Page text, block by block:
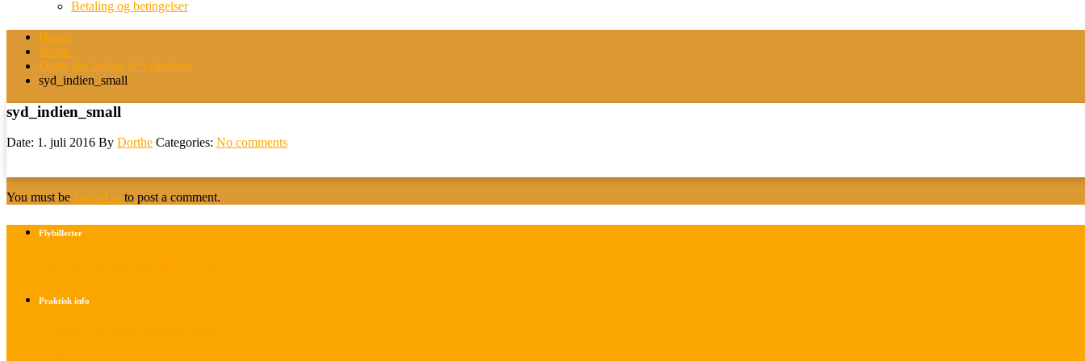
Betaling og betingelser
Home
Medie
Oplev det bedste af Sydindien
syd_indien_small
syd_indien_small
Date: 1. juli 2016 By Dorthe Categories: No comments
You must be logged in to post a comment.
Flybilletter
Praktisk info